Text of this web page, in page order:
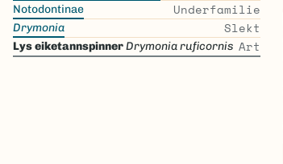
Notodontinae Underfamilie
Drymonia Slekt
Lys eiketannspinnerDrymonia ruficornis Art